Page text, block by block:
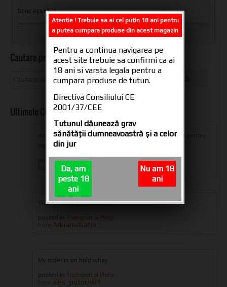
Stoc epuizat
Cautare pe site
Ultimele Comentarii
multumesc din suflet oameni dragi pentru produs si pentru
rapiditatea livrarii,ramaneti aceiasi...
posted inTuburi tigari CARTEL 200
iulian eugen
Transport only in Romania
posted in
Transport si Plata
Administrator
My order is on hold whay
posted in Transport si Plata
ales_potocnik1
Atentie ! Trebuie sa ai cel putin 18 ani pentru
a putea cumpara produse din acest magazin
Pentru a continua navigarea pe
acest site trebuie sa confirmi ca ai
18 ani si varsta legala pentru a
cumpara produse de tutun.
Directiva Consiliului CE
2001/37/CEE
Tutunul dăunează grav
sănătăţii dumneavoastră şi a celor
din jur
Da, am
peste 18
ani
Nu am 18
ani